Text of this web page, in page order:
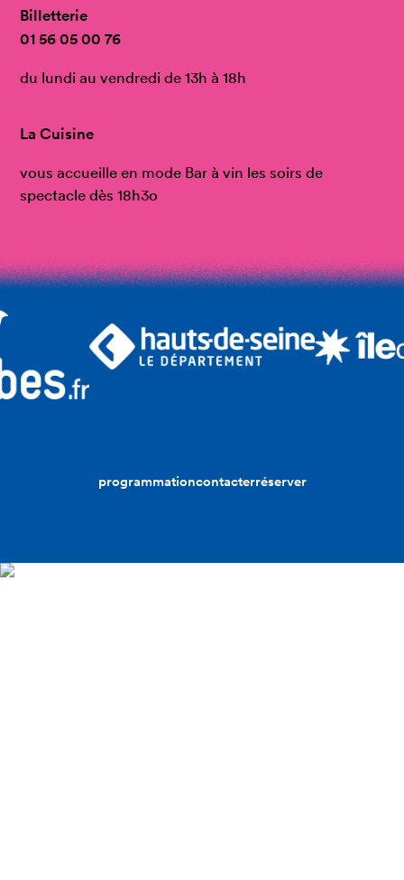
Billetterie
01 56 05 00 76
du lundi au vendredi de 13h à 18h
La Cuisine
vous accueille en mode Bar à vin les soirs de
spectacle dès 18h3o
programmationcontacterréserver